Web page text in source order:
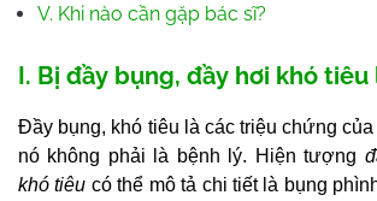
V. Khi nào cần gặp bác sĩ?
I. Bị đầy bụng, đầy hơi khó tiêu
Đầy bụng, khó tiêu là các triệu chứng
nó không phải là bệnh lý. Hiện tượng
khó tiêu có thể mô tả chi tiết là bụng